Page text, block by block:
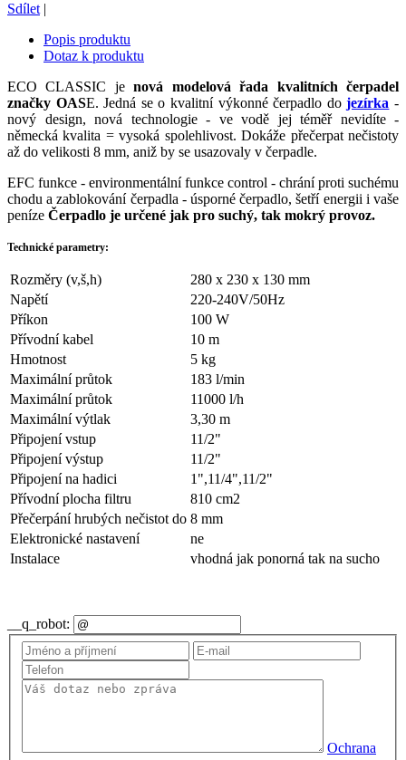
Sdílet |
Popis produktu
Dotaz k produktu
ECO CLASSIC jenová modelová řada kvalitních čerpadel
značky OASE. Jedná se o kvalitní výkonné čerpadlo dojezírka -
nový design, nová technologie - ve vodě jej téměř nevidíte -
německá kvalita = vysoká spolehlivost. Dokáže přečerpat nečistoty
až do velikosti 8 mm, aniž by se usazovaly v čerpadle.
EFC funkce - environmentální funkce control - chrání proti suchému
chodu a zablokování čerpadla - úsporné čerpadlo, šetří energii i vaše
peníze Čerpadlo je určené jak pro suchý, tak mokrý provoz.
Technické parametry:
Rozměry (v,š,h)
280 x 230 x 130 mm
Napětí
220-240V/50Hz
Příkon
100 W
Přívodní kabel
10 m
Hmotnost
5 kg
Maximální průtok
183 l/min
Maximální průtok
11000 l/h
Maximální výtlak
3,30 m
Připojení vstup
11/2"
Připojení výstup
11/2"
Připojení na hadici
1",11/4",11/2"
Přívodní plocha filtru
810 cm2
Přečerpání hrubých nečistot do 8 mm
Elektronické nastavení
ne
Instalace
vhodná jak ponorná tak na sucho
__q_robot:
Ochrana